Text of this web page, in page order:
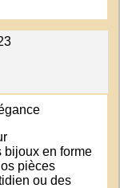
en forme
pièces
ou des